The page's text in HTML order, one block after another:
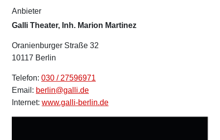
Anbieter
Galli Theater, Inh. Marion Martinez
Oranienburger Straße 32
10117 Berlin
Telefon: 030 / 27596971
Email: berlin@galli.de
Internet: www.galli-berlin.de